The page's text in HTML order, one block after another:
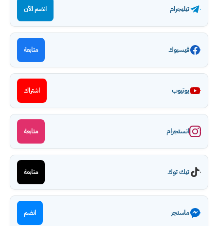
تيليجرام انضم الآن
فيسبوك متابعة
يوتيوب اشتراك
انستجرام متابعة
تيك توك متابعة
ماسنجر انضم